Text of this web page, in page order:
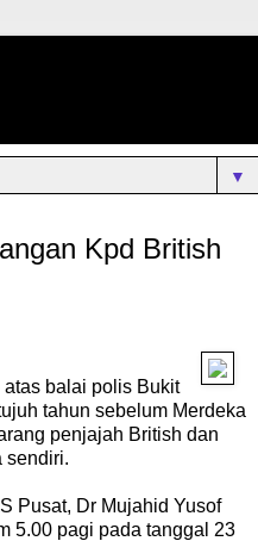
▼
Kpd British
atas balai polis Bukit
tahun sebelum Merdeka
penjajah British dan
sendiri.
Pusat, Dr Mujahid Yusof
5.00 pagi pada tanggal 23